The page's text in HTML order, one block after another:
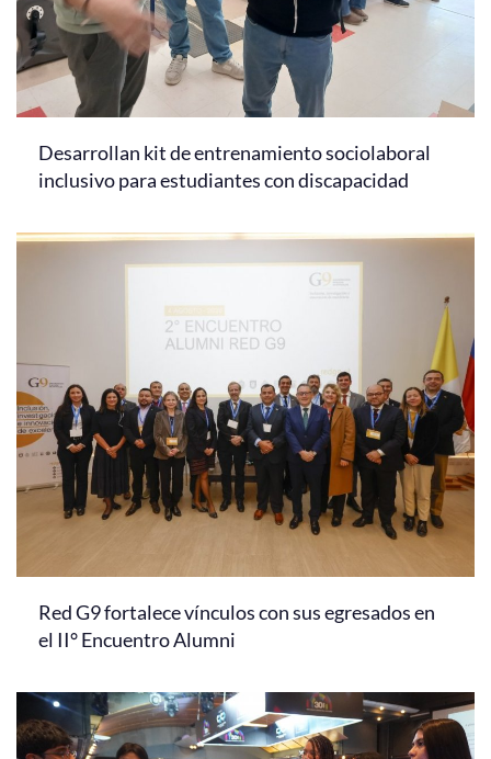
Desarrollan kit de entrenamiento sociolaboral
inclusivo para estudiantes con discapacidad
Red G9 fortalece vínculos con sus egresados en
el II° Encuentro Alumni